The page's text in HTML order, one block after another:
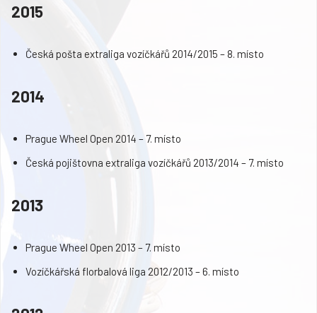
2015
Česká pošta extraliga vozíčkářů 2014/2015 – 8. místo
2014
Prague Wheel Open 2014 – 7. místo
Česká pojištovna extraliga vozíčkářů 2013/2014 – 7. místo
2013
Prague Wheel Open 2013 – 7. místo
Vozíčkářská florbalová liga 2012/2013 – 6. místo